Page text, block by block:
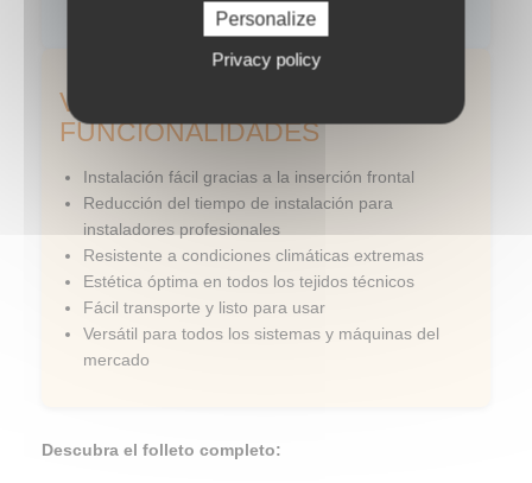
VENTAJAS Y
FUNCIONALIDADES
Instalación fácil gracias a la inserción frontal
Reducción del tiempo de instalación para
instaladores profesionales
Resistente a condiciones climáticas extremas
Estética óptima en todos los tejidos técnicos
Fácil transporte y listo para usar
Versátil para todos los sistemas y máquinas del
mercado
Descubra el folleto completo:
Personalize
Privacy policy